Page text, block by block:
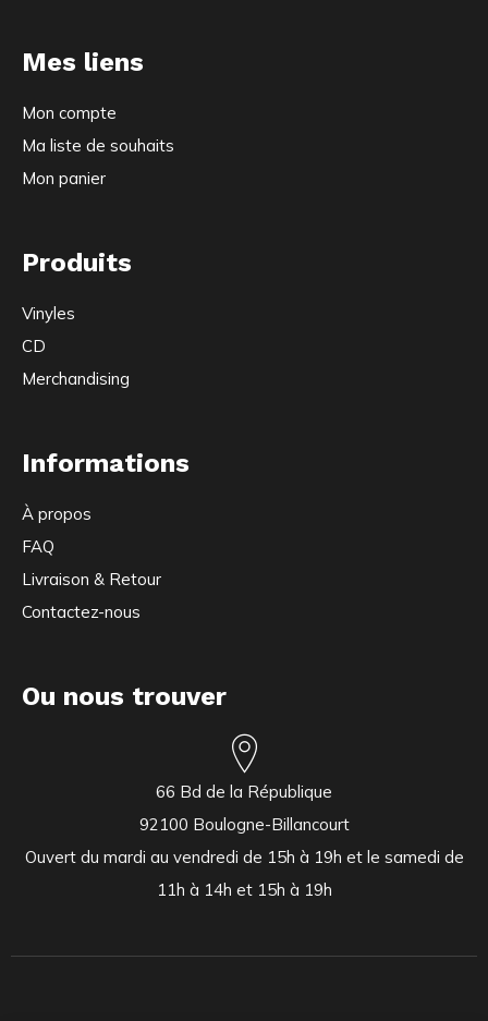
Mes liens
Mon compte
Ma liste de souhaits
Mon panier
Produits
Vinyles
CD
Merchandising
Informations
À propos
FAQ
Livraison & Retour
Contactez-nous
Ou nous trouver
66 Bd de la République
92100 Boulogne-Billancourt
Ouvert du mardi au vendredi de 15h à 19h et le samedi de
11h à 14h et 15h à 19h